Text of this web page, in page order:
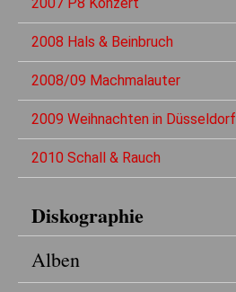
2008 Hals & Beinbruch
2008/09 Machmalauter
2009 Weihnachten in Düsseldorf
2010 Schall & Rauch
Diskographie
Alben